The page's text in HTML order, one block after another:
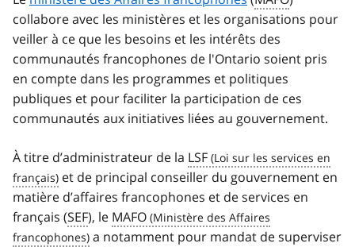
collabore avec les ministères et les organisations pour
veiller à ce que les besoins et les intérêts des
communautés francophones de l'Ontario soient pris
en compte dans les programmes et politiques
publiques et pour faciliter la participation de ces
communautés aux initiatives liées au gouvernement.
À titre d’administrateur de la LSF
et de principal conseiller du gouvernement en
matière d’affaires francophones et de services en
français (SEF), le MAFO
a notamment pour mandat de superviser